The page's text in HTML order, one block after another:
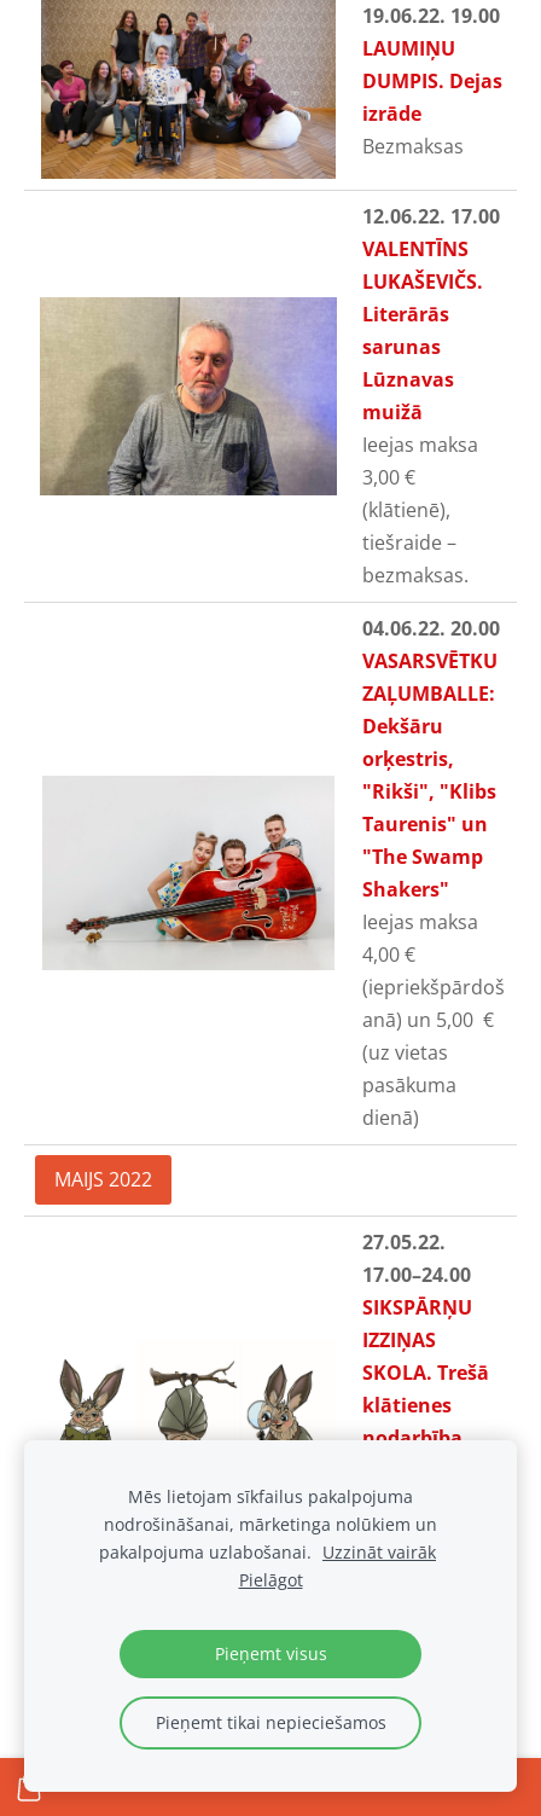
19.06.22. 19.00
LAUMIŅU
DUMPIS. Dejas
izrāde
Bezmaksas
12.06.22. 17.00
VALENTĪNS
LUKAŠEVIČS.
Literārās
sarunas
Lūznavas
muižā
Ieejas maksa
3,00€
(klātienē),
tiešraide–
bezmaksas.
04.06.22. 20.00
VASARSVĒTKU
ZAĻUMBALLE:
Dekšāru
orķestris,
"Rikši", "Klibs
Taurenis" un
"The Swamp
Shakers"
Ieejas maksa
4,00€
(iepriekšpārdoš
anā) un 5,00 €
(uz vietas
pasākuma
dienā)
MAIJS 2022
27.05.22.
17.00–24.00
SIKSPĀRŅU
IZZIŅAS
SKOLA. Trešā
klātienes
nodarbība
pieteikšanās
līdz 9.03,
rakstot
.lv
26.05.22.
10.00 –15.30
Seminārs
Mēs lietojam sīkfailus pakalpojuma
nodrošināšanai, mārketinga nolūkiem un
pakalpojuma uzlabošanai. Uzzināt vairāk
Pielāgot
Pieņemt visus
Pieņemt tikai nepieciešamos